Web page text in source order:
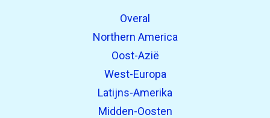
Overal
Northern America
Oost-Azië
West-Europa
Latijns-Amerika
Midden-Oosten